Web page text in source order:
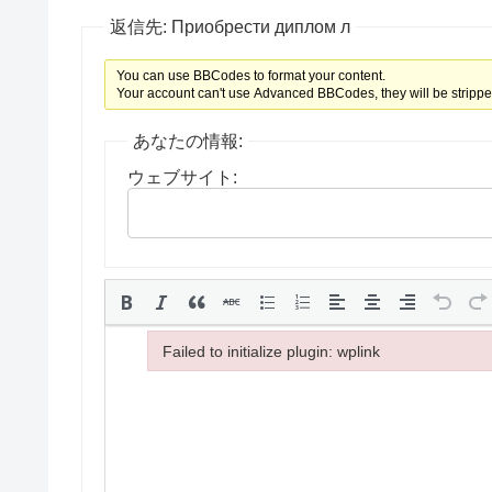
返信先: Приобрести диплом л
You can use BBCodes to format your content.
Your account can't use Advanced BBCodes, they will be
あなたの情報:
ウェブサイト:
Failed to initialize plugin: wplink
Failed to initialize plugin: wplink